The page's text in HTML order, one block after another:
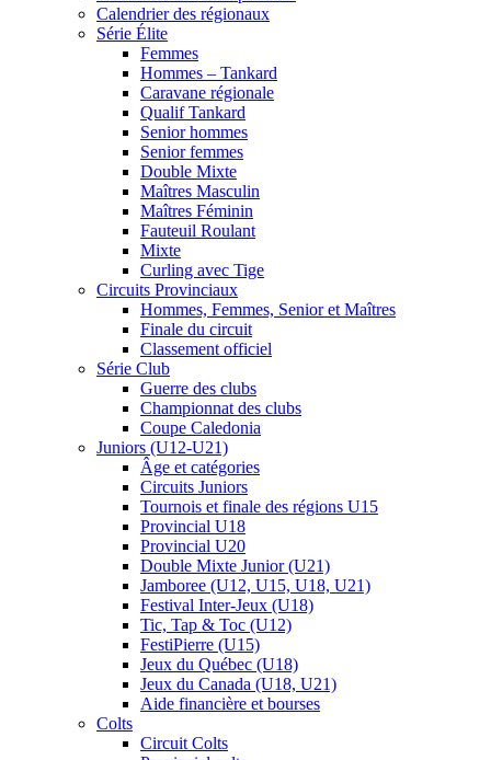
Calendrier des régionaux
Série Élite
Femmes
Hommes – Tankard
Caravane régionale
Qualif Tankard
Senior hommes
Senior femmes
Double Mixte
Maîtres Masculin
Maîtres Féminin
Fauteuil Roulant
Mixte
Curling avec Tige
Circuits Provinciaux
Hommes, Femmes, Senior et Maîtres
Finale du circuit
Classement officiel
Série Club
Guerre des clubs
Championnat des clubs
Coupe Caledonia
Juniors (U12-U21)
Âge et catégories
Circuits Juniors
Tournois et finale des régions U15
Provincial U18
Provincial U20
Double Mixte Junior (U21)
Jamboree (U12, U15, U18, U21)
Festival Inter-Jeux (U18)
Tic, Tap & Toc (U12)
FestiPierre (U15)
Jeux du Québec (U18)
Jeux du Canada (U18, U21)
Aide financière et bourses
Colts
Circuit Colts